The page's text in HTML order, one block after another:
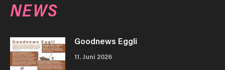
NEWS
Goodnews Eggli
11. Juni 2026